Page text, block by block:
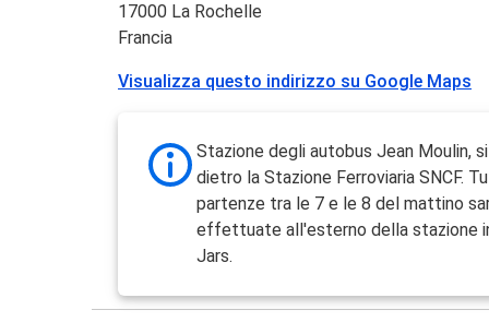
17000 La Rochelle
Francia
Visualizza questo indirizzo su Google Maps
Stazione degli autobus Jean Moulin,
dietro la Stazione Ferroviaria SNCF.
partenze tra le 7 e le 8 del mattino
effettuate all'esterno della stazione
Jars.